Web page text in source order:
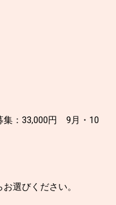
集：33,000円 9月・10
選びください。